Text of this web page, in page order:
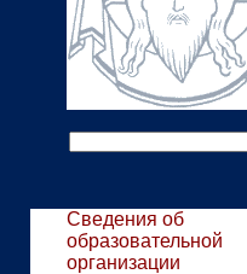
Сведения об
образовательной
организации